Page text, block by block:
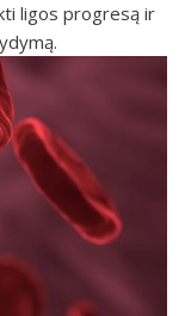
ligos progresą ir